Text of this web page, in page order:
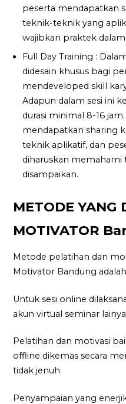
peserta mendapatkan
teknik-teknik yang
wajibkan praktek dalam
Full Day Training :
didesain khusus bagi
mendeveloped skill
Adapun dalam sesi ini
durasi minimal 8-16
mendapatkan sharing
teknik aplikatif, dan
diharuskan memahami
disampaikan.
METODE YANG
MOTIVATOR
Metode pelatihan dan
Motivator Bandung
Untuk sesi online
akun virtual seminar
Pelatihan dan motivasi
offline dikemas secara
tidak jenuh.
Penyampaian yang